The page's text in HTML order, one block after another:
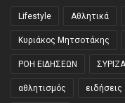
Lifestyle Αθλητικά
Κυριάκος Μητσοτάκης
ΡΟΗ ΕΙΔΗΣΕΩΝ
αθλητισμός ειδήσεις